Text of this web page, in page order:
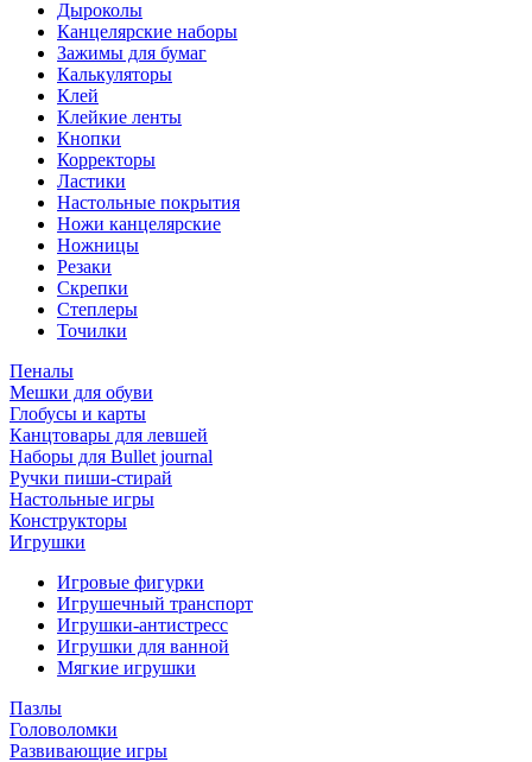
Дыроколы
Канцелярские наборы
Зажимы для бумаг
Калькуляторы
Клей
Клейкие ленты
Кнопки
Корректоры
Ластики
Настольные покрытия
Ножи канцелярские
Ножницы
Резаки
Скрепки
Степлеры
Точилки
Пеналы
Мешки для обуви
Глобусы и карты
Канцтовары для левшей
Наборы для Bullet journal
Ручки пиши-стирай
Настольные игры
Конструкторы
Игрушки
Игровые фигурки
Игрушечный транспорт
Игрушки-антистресс
Игрушки для ванной
Мягкие игрушки
Пазлы
Головоломки
Развивающие игры